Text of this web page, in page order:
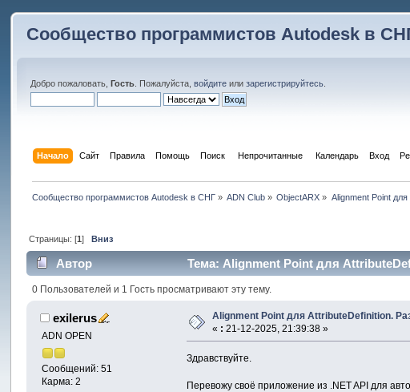
Сообщество программистов Autodesk в
Добро пожаловать,Гость . Пожалуйста,войдите илизарегистрируйтесь
Начало Сайт Правила Помощь Поиск Непрочитанные Календарь Вход
Сообщество программистов Autodesk в СНГ» ADN Club » ObjectARX » Alignment Point
Страницы: [1] Вниз
Автор Тема: Alignment Point для
0 Пользователей и 1 Гость просматривают эту тему.
exilerus
ADN OPEN
Сообщений: 51
Карма: 2
Alignment Point для AttributeDefinition.
« : 21-12-2025, 21:39:38 »
Здравствуйте.
Перевожу своё приложение из .NET API для